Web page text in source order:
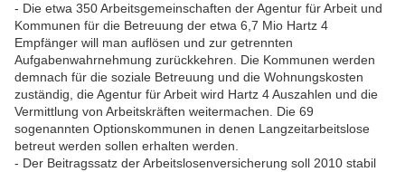
- Die etwa 350 Arbeitsgemeinschaften der Agentur für Arbeit und
Kommunen für die Betreuung der etwa 6,7 Mio Hartz 4
Empfänger will man auflösen und zur getrennten
Aufgabenwahrnehmung zurückkehren. Die Kommunen werden
demnach für die soziale Betreuung und die Wohnungskosten
zuständig, die Agentur für Arbeit wird Hartz 4 Auszahlen und die
Vermittlung von Arbeitskräften weitermachen. Die 69
sogenannten Optionskommunen in denen Langzeitarbeitslose
betreut werden sollen erhalten werden.
- Der Beitragssatz der Arbeitslosenversicherung soll 2010 stabil